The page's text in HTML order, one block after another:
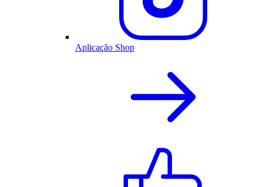
Aplicação Shop